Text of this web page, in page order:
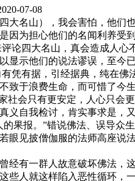
07-08
大名山），我会害怕，他们
为担心他们的名闻利养受到
四大名山，真会造成人心
显示他们的说法谬误，至今
有据，引经据典，纯在佛
致于浪费生命，而可惜了今
社会只有更安定，人心只会
义自我检讨，肯实事求是，
报。”错说佛法、误导众生
眼见披僧伽服的法师高座说
有一群人故意破坏佛法，这
些人就这样陷入恶性循环，